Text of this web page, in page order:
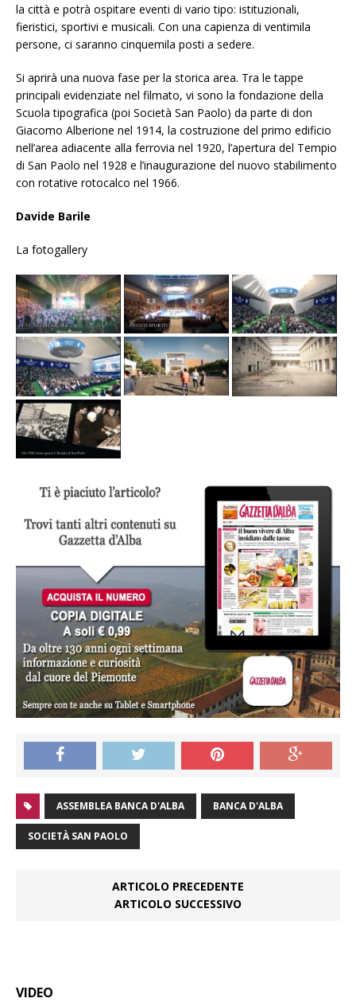
la città e potrà ospitare eventi di vario tipo: istituzionali,
fieristici, sportivi e musicali. Con una capienza di ventimila
persone, ci saranno cinquemila posti a sedere.
Si aprirà una nuova fase per la storica area. Tra le tappe
principali evidenziate nel filmato, vi sono la fondazione della
Scuola tipografica (poi Società San Paolo) da parte di don
Giacomo Alberione nel 1914, la costruzione del primo edificio
nell’area adiacente alla ferrovia nel 1920, l’apertura del Tempio
di San Paolo nel 1928 e l’inaugurazione del nuovo stabilimento
con rotative rotocalco nel 1966.
Davide Barile
La fotogallery
ASSEMBLEA BANCA D'ALBA BANCA D'ALBA
SOCIETÀ SAN PAOLO
ARTICOLO PRECEDENTE
ARTICOLO SUCCESSIVO
VIDEO